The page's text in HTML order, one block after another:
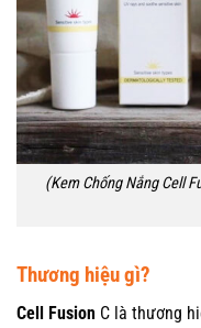
(Kem Chống Nắng Cell
Thương hiệu gì?
Cell Fusion C là thương